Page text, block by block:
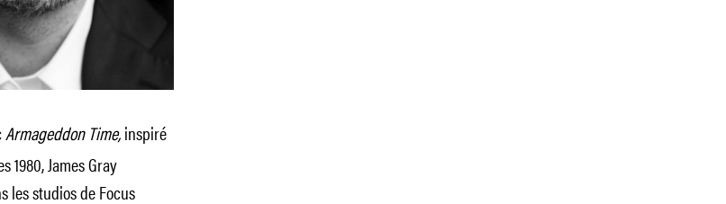
Armageddon Time,inspiré
James Gray
les studios de Focus